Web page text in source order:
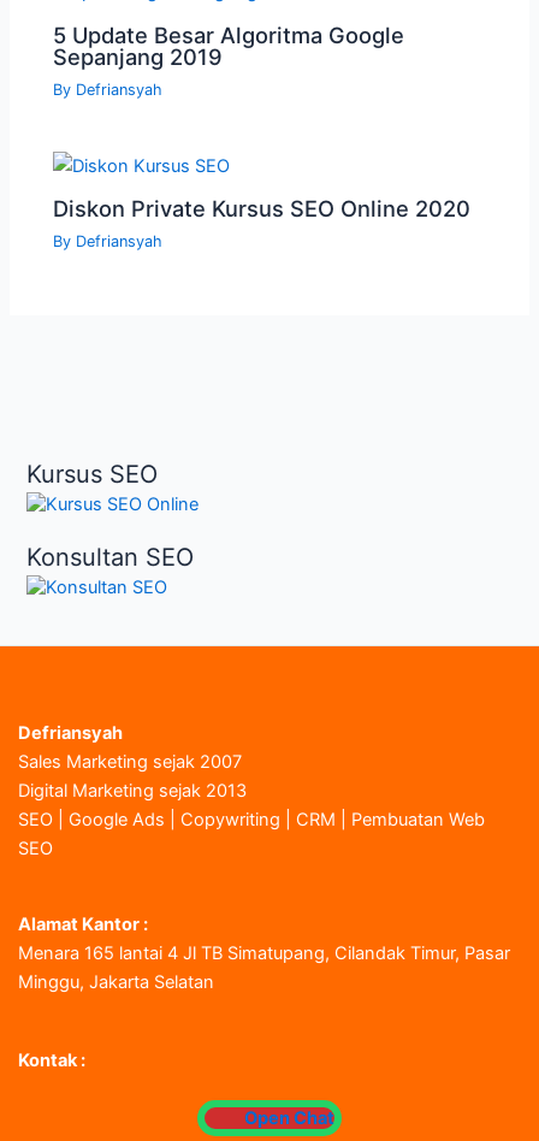
5 Update Besar Algoritma Google
Sepanjang 2019
By Defriansyah
Diskon Private Kursus SEO Online 2020
By Defriansyah
Kursus SEO
Konsultan SEO
Defriansyah
Sales Marketing sejak 2007
Digital Marketing sejak 2013
SEO | Google Ads | Copywriting | CRM | Pembuatan Web
SEO
Alamat Kantor :
Menara 165 lantai 4 Jl TB Simatupang, Cilandak Timur, Pasar
Minggu, Jakarta Selatan
Kontak :
Open Chat